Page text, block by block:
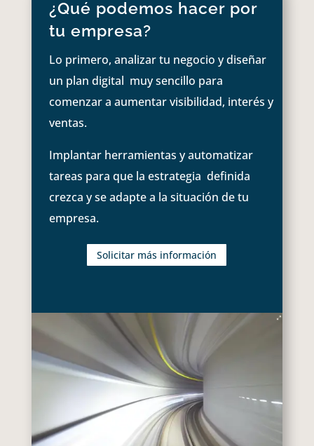
¿Qué podemos hacer por
tu empresa?
Lo primero, analizar tu negocio y diseñar
un plan digital muy sencillo para
comenzar a aumentar visibilidad, interés y
ventas.
Implantar herramientas y automatizar
tareas para que la estrategia definida
crezca y se adapte a la situación de tu
empresa.
Solicitar más información